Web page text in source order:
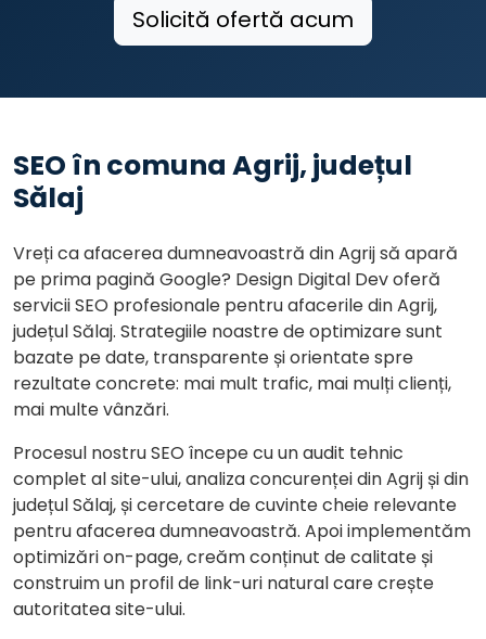
Solicită ofertă acum
SEO în comuna Agrij, județul
Sălaj
Vreți ca afacerea dumneavoastră din Agrij să apară
pe prima pagină Google? Design Digital Dev oferă
servicii SEO profesionale pentru afacerile din Agrij,
județul Sălaj. Strategiile noastre de optimizare sunt
bazate pe date, transparente și orientate spre
rezultate concrete: mai mult trafic, mai mulți clienți,
mai multe vânzări.
Procesul nostru SEO începe cu un audit tehnic
complet al site-ului, analiza concurenței din Agrij și din
județul Sălaj, și cercetare de cuvinte cheie relevante
pentru afacerea dumneavoastră. Apoi implementăm
optimizări on-page, creăm conținut de calitate și
construim un profil de link-uri natural care crește
autoritatea site-ului.